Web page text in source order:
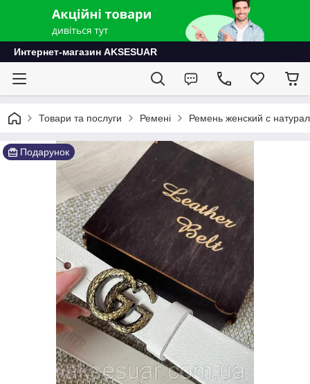
Интернет-магазин AKSESUAR
Товари та послуги Ремені Ремень женский с
Подарунок